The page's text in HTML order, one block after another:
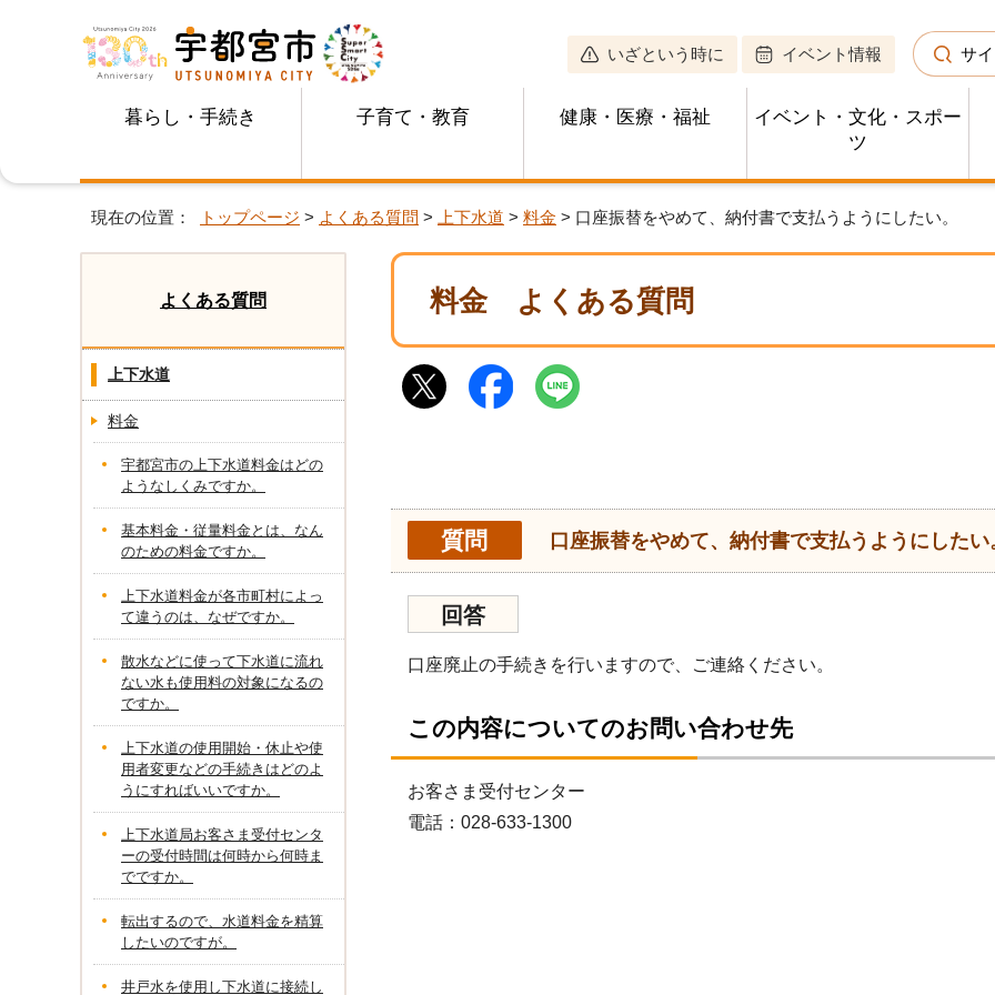
いざという時に イベント情報 サ
暮らし・手続き 子育て・教育 健康・医療・福祉
イベント・文化・スポー
ツ
現在の位置： トップページ > よくある質問 > 上下水道 > 料金 > 口座振替をやめて、納付書で支払うようにしたい。
料金よくある質問
質問 口座振替をやめて、納付書で支払うようにしたい
回答
口座廃止の手続きを行いますので、ご連絡ください。
この内容についてのお問い合わせ先
お客さま受付センター
電話：028-633-1300
よくある質問
上下水道
料金
宇都宮市の上下水道料金はどの
ようなしくみですか。
基本料金・従量料金とは、なん
のための料金ですか。
上下水道料金が各市町村によっ
て違うのは、なぜですか。
散水などに使って下水道に流れ
ない水も使用料の対象になるの
ですか。
上下水道の使用開始・休止や使
用者変更などの手続きはどのよ
うにすればいいですか。
上下水道局お客さま受付センタ
ーの受付時間は何時から何時ま
でですか。
転出するので、水道料金を精算
したいのですが。
井戸水を使用し下水道に接続し